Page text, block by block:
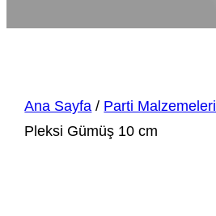
Ana Sayfa / Parti Malzemeleri
Pleksi Gümüş 10 cm